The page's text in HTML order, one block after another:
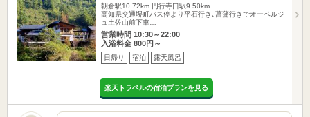
朝倉駅10.72km 円行寺口駅9.50km
高知県交通堺町バス停より平石行き､菖蒲行きでオーベルジ
ュ土佐山前下車…
営業時間 10:30～22:00
入浴料金 800円～
日帰り 宿泊 露天風呂
楽天トラベルの宿泊プランを見る